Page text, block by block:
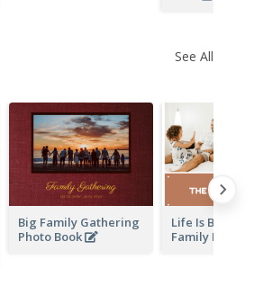
See All
Big Family Gathering
Photo Book
Life Is
Family Photo